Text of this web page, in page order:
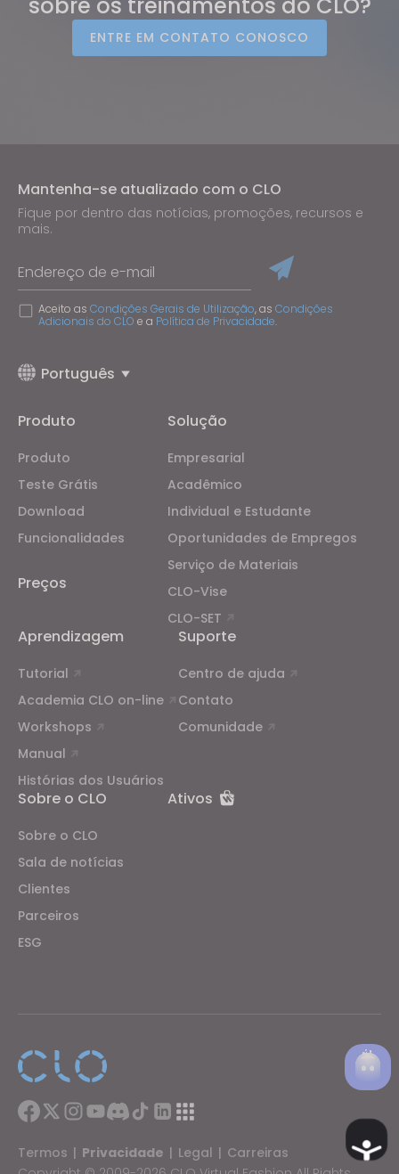
ENTRE EM CONTATO CONOSCO
Mantenha-se atualizado com o CLO
Fique por dentro das notícias, promoções, recursos e
mais.
Endereço de e-mail
Aceito as Condições Gerais de Utilização, as Condições
Adicionais do CLO e a Política de Privacidade.
Português
Produto
Produto
Teste Grátis
Download
Funcionalidades
Preços
Solução
Empresarial
Acadêmico
Individual e Estudante
Oportunidades de Empregos
Serviço de Materiais
CLO-Vise
CLO-SET
Aprendizagem
Tutorial
Academia CLO on-line
Workshops
Manual
Histórias dos Usuários
Suporte
Centro de ajuda
Contato
Comunidade
Sobre o CLO
Sobre o CLO
Sala de notícias
Clientes
Parceiros
ESG
Ativos
Termos | Privacidade | Legal | Carreiras